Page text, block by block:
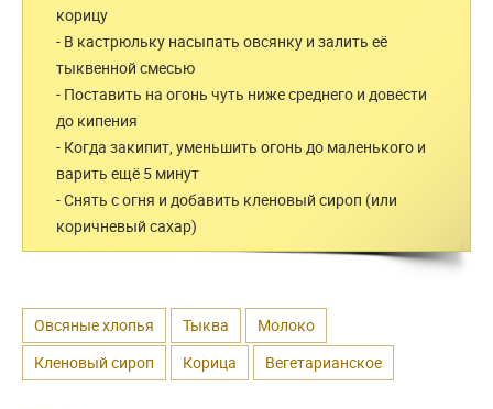
корицу
- В кастрюльку насыпать овсянку и залить её
тыквенной смесью
- Поставить на огонь чуть ниже среднего и довести
до кипения
- Когда закипит, уменьшить огонь до маленького и
варить ещё 5 минут
- Снять с огня и добавить кленовый сироп (или
коричневый сахар)
Овсяные хлопья Тыква
Молоко
Кленовый сироп
Корица Вегетарианское